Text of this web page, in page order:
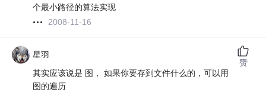
个最小路径的算法实现
2008-11-16
星羽
其实应该说是 图， 如果你要存到文件什么的，可以用
图的遍历
赞